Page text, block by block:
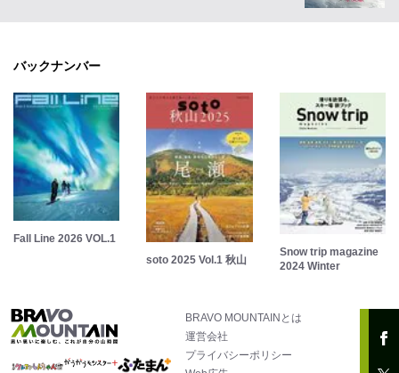
バックナンバー
Fall Line 2026 VOL.1
soto 2025 Vol.1 秋山
Snow trip magazine
2024 Winter
BRAVO MOUNTAINとは
運営会社
プライバシーポリシー